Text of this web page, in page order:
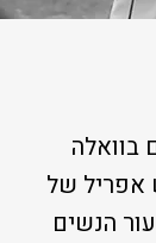
בוואלה
אפריל של
הנשים